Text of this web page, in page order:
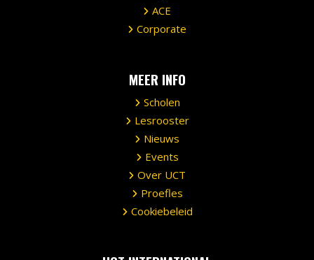
ACE
Corporate
MEER INFO
Scholen
Lesrooster
Nieuws
Events
Over UCT
Proefles
Cookiebeleid